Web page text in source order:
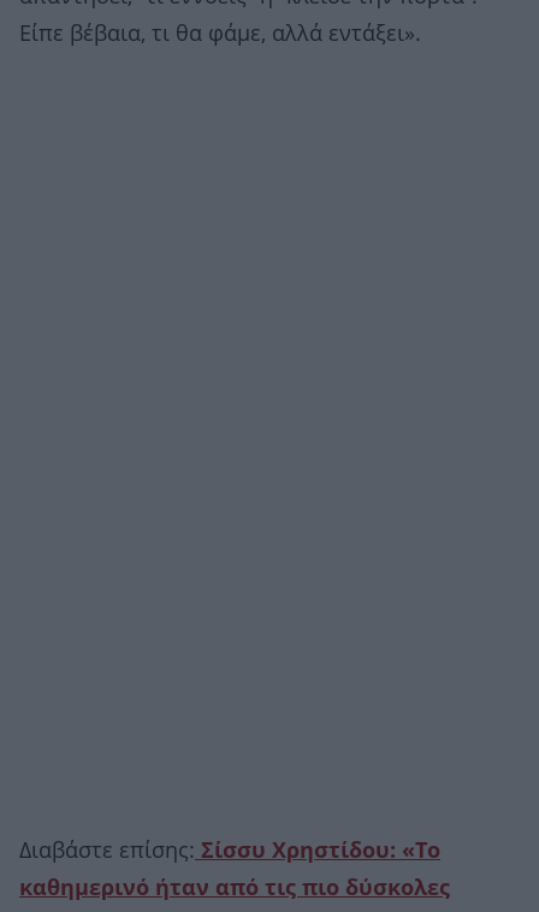
Είπε βέβαια, τι θα φάμε, αλλά εντάξει».
Διαβάστε επίσης: Σίσσυ Χρηστίδου: «Το
καθημερινό ήταν από τις πιο δύσκολες